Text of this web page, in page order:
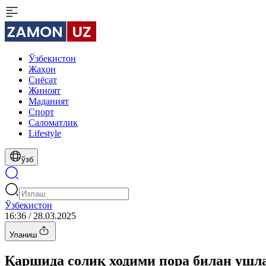
Ўзбекистон
Жаҳон
Сиёсат
Жиноят
Маданият
Спорт
Cаломатлик
Lifestyle
ўзб
Ўзбекистон
16:36 / 28.03.2025
Уланиш
Қаршида солиқ ходими пора билан